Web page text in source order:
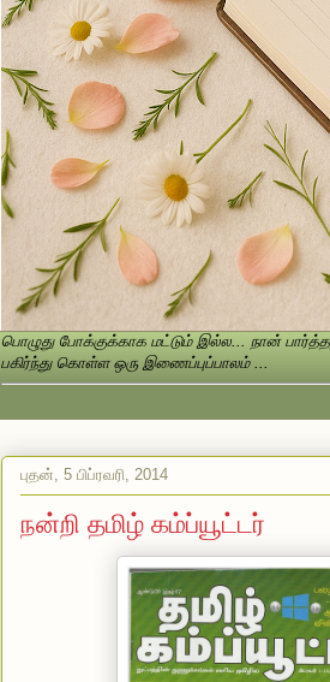
பொழுது போக்குக்காக மட்டும் இல்ல... நான்
பகிர்ந்து கொள்ள ஒரு இணைப்புப்பாலம் ...
புதன், 5 பிப்ரவரி, 2014
நன்றி தமிழ் கம்ப்யூட்டர்